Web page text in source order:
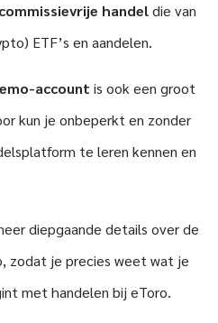
commissievrije handeldie van
ETF’s en aandelen.
account is ook een groot
kun je onbeperkt en zonder
te leren kennen en
diepgaande details over de
zodat je precies weet wat je
met handelen bij eToro.